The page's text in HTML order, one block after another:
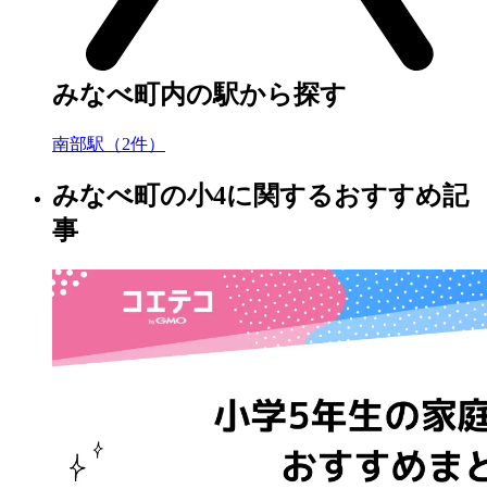
みなべ町内の駅から探す
南部駅（2件）
みなべ町の小4に関するおすすめ記
事